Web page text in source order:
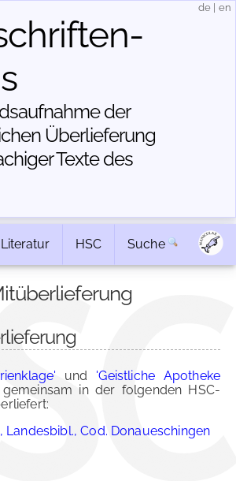
der
Über­lieferung
Texte des
de en
Literatur HSC Suche
und 'Geistliche Apotheke
in der folgenden HSC-
Landesbibl., Cod. Donaueschingen